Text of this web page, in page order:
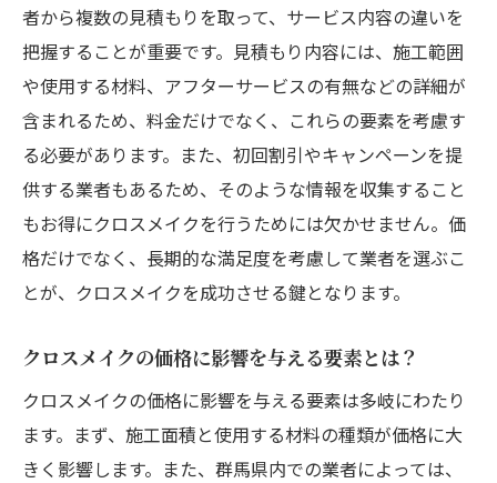
者から複数の見積もりを取って、サービス内容の違いを
把握することが重要です。見積もり内容には、施工範囲
や使用する材料、アフターサービスの有無などの詳細が
含まれるため、料金だけでなく、これらの要素を考慮す
る必要があります。また、初回割引やキャンペーンを提
供する業者もあるため、そのような情報を収集すること
もお得にクロスメイクを行うためには欠かせません。価
格だけでなく、長期的な満足度を考慮して業者を選ぶこ
とが、クロスメイクを成功させる鍵となります。
クロスメイクの価格に影響を与える要素とは？
クロスメイクの価格に影響を与える要素は多岐にわたり
ます。まず、施工面積と使用する材料の種類が価格に大
きく影響します。また、群馬県内での業者によっては、